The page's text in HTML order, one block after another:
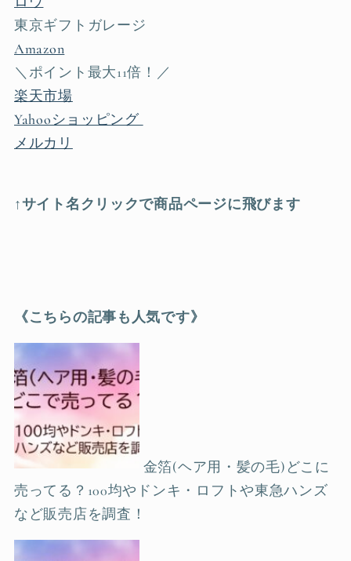
東京ギフトガレージ
Amazon
＼ポイント最大11倍！／
楽天市場
Yahooショッピング
メルカリ
↑サイト名クリックで商品ページに飛びます
《こちらの記事も人気です》
金箔(ヘア用・髪の毛)どこに
売ってる？100均やドンキ・ロフトや東急ハンズ
など販売店を調査！